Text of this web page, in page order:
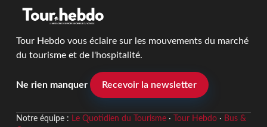
Tour Hebdo vous éclaire sur les mouvements du marché
du tourisme et de l'hospitalité.
Ne rien manquer Recevoir la newsletter
Notre équipe : Le Quotidien du Tourisme· Tour Hebdo· Bus &